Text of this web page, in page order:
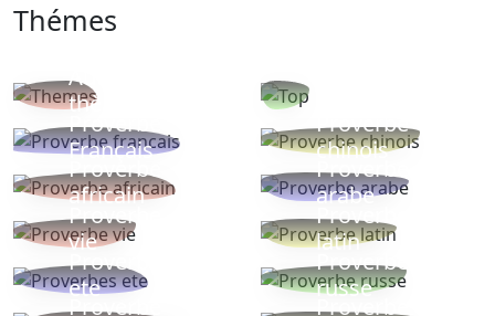
Thémes
Autres
thèmes
Proverbe
Français
Proverbe
chinois
Proverbe
africain
Proverbe
arabe
Proverbe
vie
Proverbe
latin
Proverbes
ete
Proverbe
russe
Proverbe
Proverbe